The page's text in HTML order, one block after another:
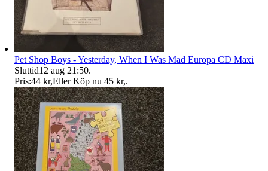
Pet Shop Boys - Yesterday, When I Was Mad Europa CD Maxi
Sluttid12 aug 21:50.
Pris:44 kr,Eller Köp nu 45 kr,.